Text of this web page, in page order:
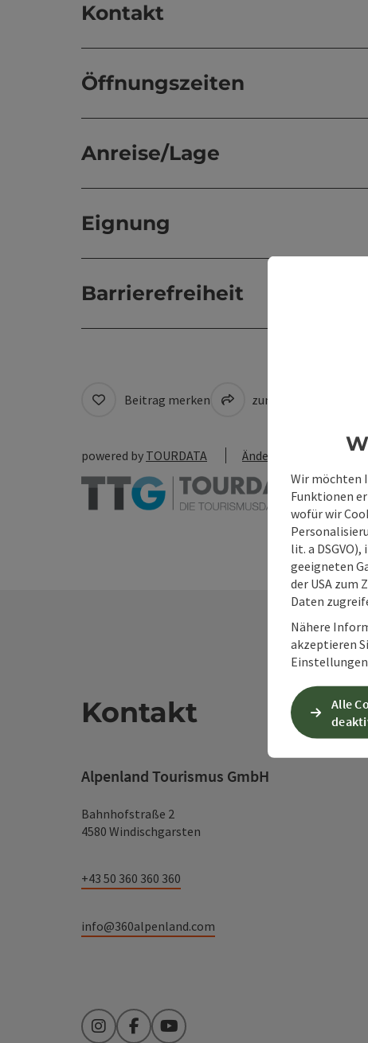
Kontakt
Öffnungszeiten
Anreise/Lage
Eignung
Barrierefreiheit
Beitrag merken zum Merkzettel
powered by TOURDATA Änderung vorschlagen
Kontakt
Alpenland Tourismus GmbH
Bahnhofstraße 2
4580 Windischgarsten
+43 50 360 360 360
info@360alpenland.com
InstagramFacebookYouTube
Wir möchten
Funktionen
wofür wir
lit. a
geeigneten
der USA
Daten
Nähere
akzeptieren
Alle